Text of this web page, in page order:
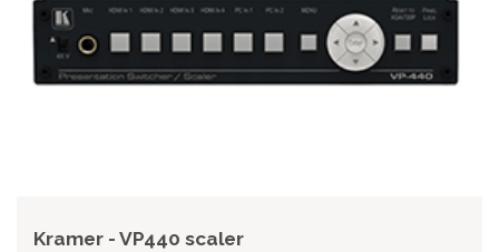
Kramer - VP440 scaler